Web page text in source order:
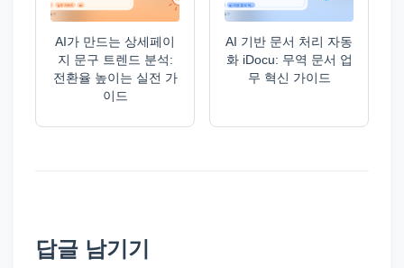
AI가 만드는 상세페이
지 문구 트렌드 분석:
전환율 높이는 실전 가
이드
AI 기반 문서 처리 자동
화 iDocu: 무역 문서 업
무 혁신 가이드
답글 남기기